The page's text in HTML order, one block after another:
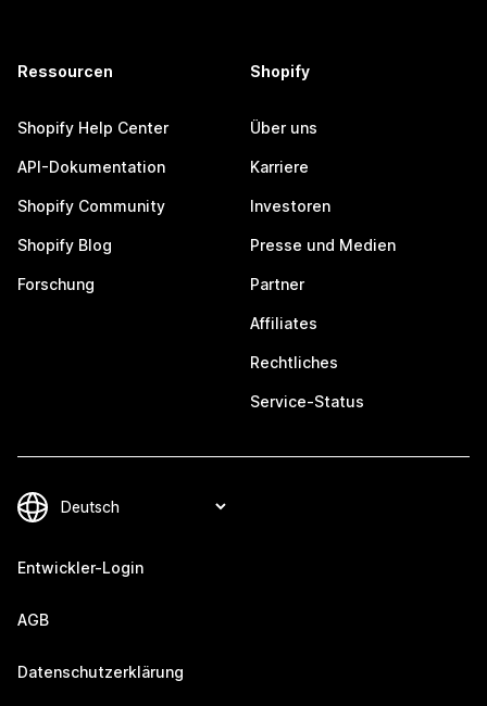
Ressourcen
Shopify Help Center
API-Dokumentation
Shopify Community
Shopify Blog
Forschung
Shopify
Über uns
Karriere
Investoren
Presse und Medien
Partner
Affiliates
Rechtliches
Service-Status
Entwickler-Login
AGB
Datenschutzerklärung